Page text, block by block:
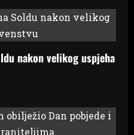
nakon velikog uspjeha